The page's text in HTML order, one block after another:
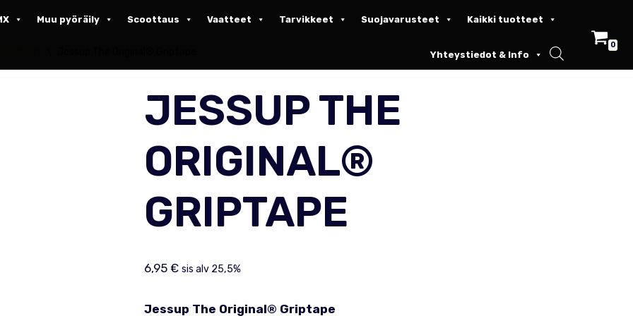
Muu pyöräily Scoottaus Vaatteet Tarvikkeet Suojavarusteet Kaikki tuotteet
Yhteystiedot & Info
0
JESSUP THE
ORIGINAL®
GRIPTAPE
6,95 € sis alv 25,5%
Jessup The Original® Griptape